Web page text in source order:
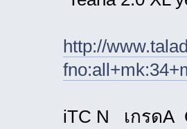
http://
iTC N เกรดA